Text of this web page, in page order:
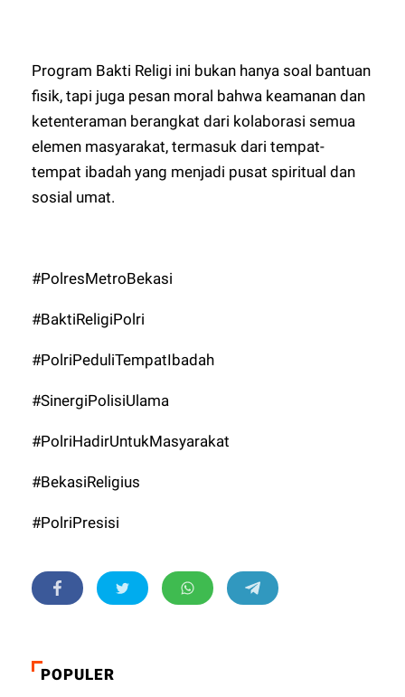
Program Bakti Religi ini bukan hanya soal bantuan
fisik, tapi juga pesan moral bahwa keamanan dan
ketenteraman berangkat dari kolaborasi semua
elemen masyarakat, termasuk dari tempat-
tempat ibadah yang menjadi pusat spiritual dan
sosial umat.
#PolresMetroBekasi
#BaktiReligiPolri
#PolriPeduliTempatIbadah
#SinergiPolisiUlama
#PolriHadirUntukMasyarakat
#BekasiReligius
#PolriPresisi
POPULER